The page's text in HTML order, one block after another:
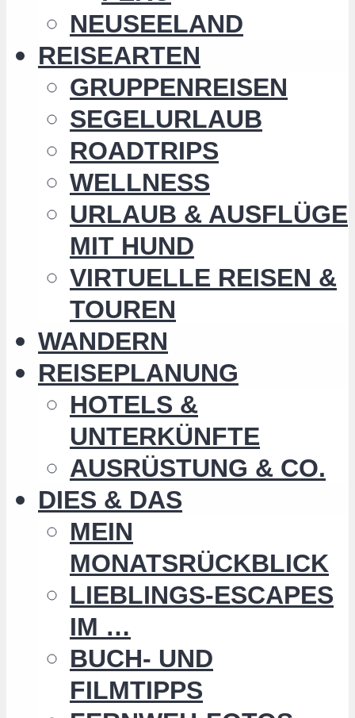
NEUSEELAND
REISEARTEN
GRUPPENREISEN
SEGELURLAUB
ROADTRIPS
WELLNESS
URLAUB & AUSFLÜGE
MIT HUND
VIRTUELLE REISEN &
TOUREN
WANDERN
REISEPLANUNG
HOTELS &
UNTERKÜNFTE
AUSRÜSTUNG & CO.
DIES & DAS
MEIN
MONATSRÜCKBLICK
LIEBLINGS-ESCAPES
IM …
BUCH- UND
FILMTIPPS